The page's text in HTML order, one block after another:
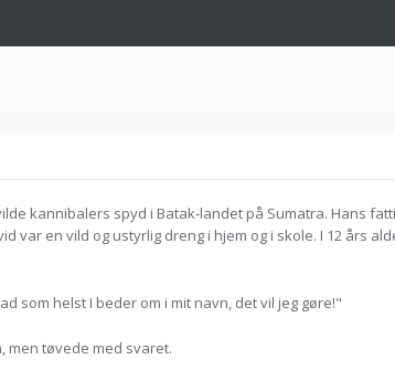
kannibalers spyd i Batak-landet på Sumatra. Hans
en vild og ustyrlig dreng i hjem og i skole. I 12 års
som helst I beder om i mit navn, det vil jeg gøre!"
men tøvede med svaret.